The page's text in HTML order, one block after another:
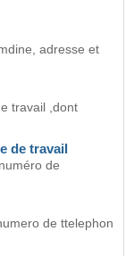
adresse et
travail ,dont
de travail
de
de ttelephon